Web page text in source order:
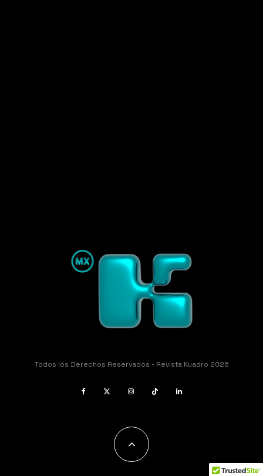
Todos los Derechos Reservados - Revista Kuadro 2026